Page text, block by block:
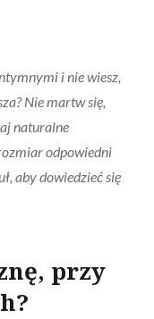
i nie wiesz,
Nie martw się,
naturalne
odpowiedni
aby dowiedzieć się
przy